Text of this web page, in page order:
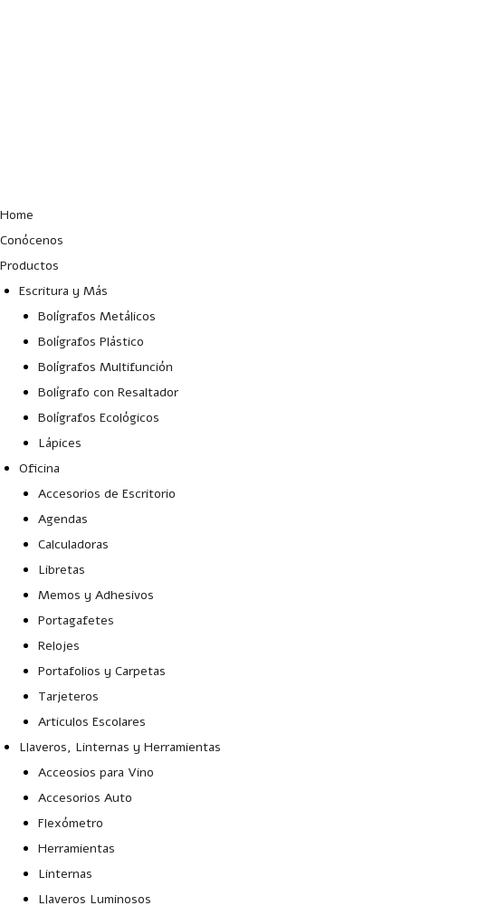
Home
Conócenos
Productos
Escritura y Más
Bolígrafos Metálicos
Bolígrafos Plástico
Bolígrafos Multifunción
Bolígrafo con Resaltador
Bolígrafos Ecológicos
Lápices
Oficina
Accesorios de Escritorio
Agendas
Calculadoras
Libretas
Memos y Adhesivos
Portagafetes
Relojes
Portafolios y Carpetas
Tarjeteros
Articulos Escolares
Llaveros, Linternas y Herramientas
Acceosios para Vino
Accesorios Auto
Flexómetro
Herramientas
Linternas
Llaveros Luminosos